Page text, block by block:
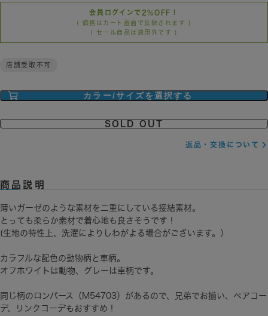
会員ログインで2%OFF！
( 価格はカート画面で反映されます )
( セール商品は適用外です )
店舗受取不可
カラー/サイズを選択する
SOLD OUT
返品・交換について
商品説明
薄いガーゼのような素材を二重にしている接結素材。
とっても柔らか素材で着心地も良さそうです！
(生地の特性上、洗濯によりしわがよる場合がございます。）
カラフルな配色の動物柄と車柄。
オフホワイトは動物、グレーは車柄です。
同じ柄のロンパース（M54703）があるので、兄弟でお揃い、ペアコー
デ、リンクコーデもおすすめ！